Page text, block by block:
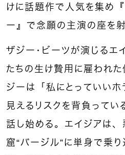
けに話題作で人気を集め『
ー』で念願の主演の座を射
ザジー・ビーツが演じるエ
たちの生け贄用に雇われ
ジーは「私にとっていい
見えるリスクを背負ってい
話し始める。エイジアは
窟“バージル”に単身で乗